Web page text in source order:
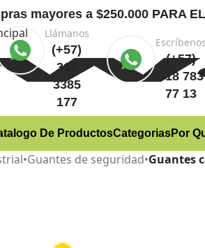
mayores a $250.000 PARA
Llámanos
(+57)
312
3385
177
Escríbenos
(+57)
318 783
77 13
De ProductosCategoriasPor
•Guantes de seguridad•Guantes